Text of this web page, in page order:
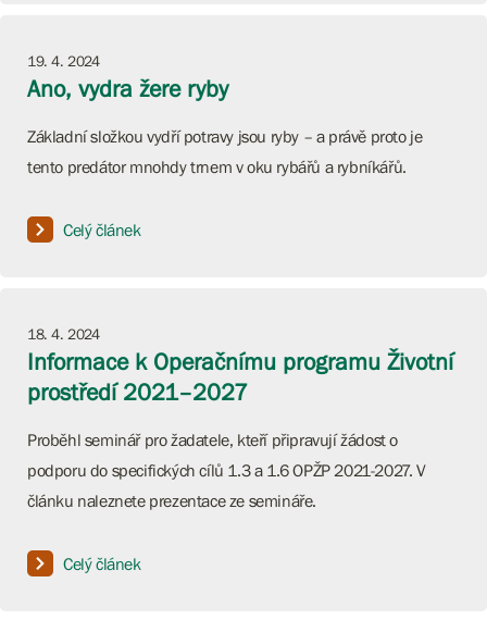
19. 4. 2024
Ano, vydra žere ryby
Základní složkou vydří potravy jsou ryby – a právě proto je
tento predátor mnohdy trnem v oku rybářů a rybníkářů.
Celý článek
18. 4. 2024
Informace k Operačnímu programu Životní
prostředí 2021–2027
Proběhl seminář pro žadatele, kteří připravují žádost o
podporu do specifických cílů 1.3 a 1.6 OPŽP 2021-2027. V
článku naleznete prezentace ze semináře.
Celý článek